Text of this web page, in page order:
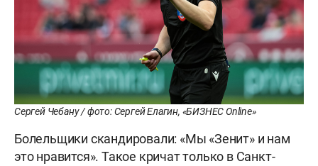
Сергей Чебану / фото: Сергей Елагин, «БИЗНЕС Online»
Болельщики скандировали: «Мы «Зенит» и нам
это нравится». Такое кричат только в Санкт-